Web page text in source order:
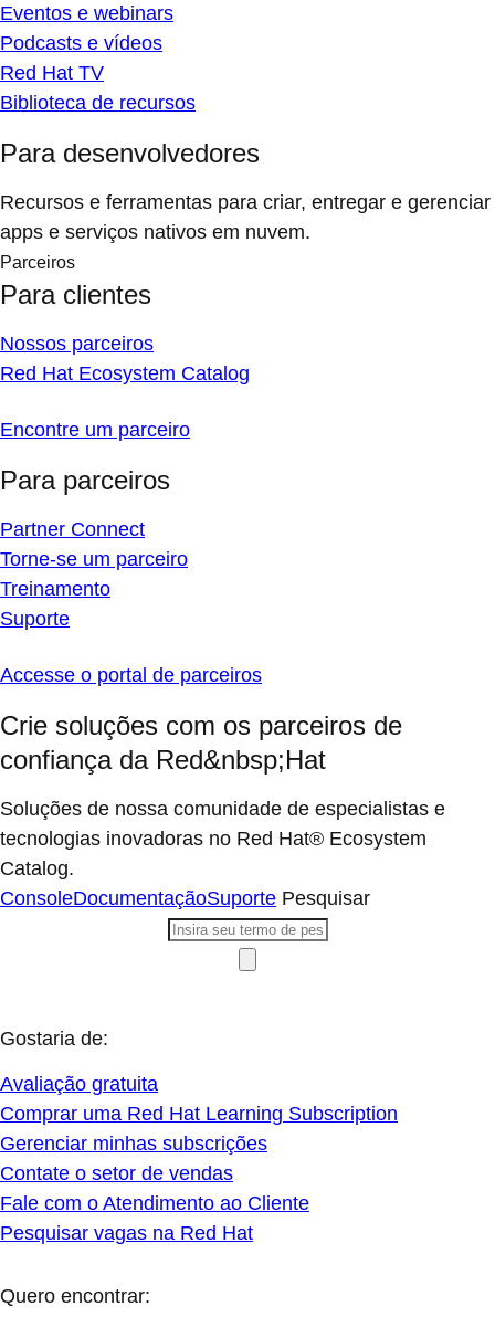
Eventos e webinars
Podcasts e vídeos
Red Hat TV
Biblioteca de recursos
Para desenvolvedores
Recursos e ferramentas para criar, entregar e gerenciar
apps e serviços nativos em nuvem.
Parceiros
Para clientes
Nossos parceiros
Red Hat Ecosystem Catalog
Encontre um parceiro
Para parceiros
Partner Connect
Torne-se um parceiro
Treinamento
Suporte
Accesse o portal de parceiros
Crie soluções com os parceiros de
confiança da Red&nbsp;Hat
Soluções de nossa comunidade de especialistas e
tecnologias inovadoras no Red Hat® Ecosystem
Catalog.
ConsoleDocumentaçãoSuporte Pesquisar
Gostaria de:
Avaliação gratuita
Comprar uma Red Hat Learning Subscription
Gerenciar minhas subscrições
Contate o setor de vendas
Fale com o Atendimento ao Cliente
Pesquisar vagas na Red Hat
Quero encontrar: